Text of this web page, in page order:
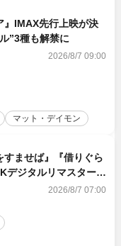
』IMAX先行上映が決
”3種も解禁に
2026/8/7 09:00
マット・デイモン
ませば』『借りぐら
デジタルリマスターで
2026/8/7 07:00